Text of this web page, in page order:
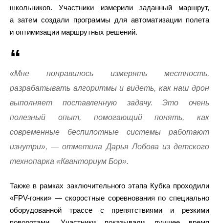
школьников. Участники измерили заданный маршрут,
а затем создали программы для автоматизации полета
и оптимизации маршрутных решений.
«Мне понравилось измерять местность,
разрабатывать алгоритмы и видеть, как наш дрон
выполняет поставленную задачу. Это очень
полезный опыт, помогающий понять, как
современные беспилотные системы работают
изнутри», — отметила Дарья Лобова из детского
технопарка «Кванториум Бор».
Также в рамках заключительного этапа Кубка проходили
«FPV-гонки» — скоростные соревнования по специально
оборудованной трассе с препятствиями и резкими